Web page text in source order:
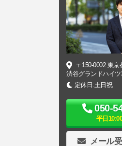
〒150-0002 東京
渋谷グランドハイツ
定休日:土日祝
050-
平日
メール